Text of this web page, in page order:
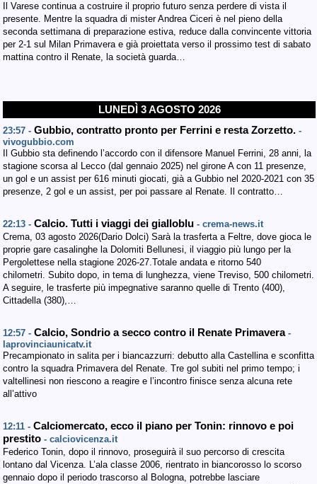
Il Varese continua a costruire il proprio futuro senza perdere di vista il
presente. Mentre la squadra di mister Andrea Ciceri è nel pieno della
seconda settimana di preparazione estiva, reduce dalla convincente vittoria
per 2-1 sul Milan Primavera e già proiettata verso il prossimo test di sabato
mattina contro il Renate, la società guarda…
LUNEDÌ 3 AGOSTO 2026
23:57 - Gubbio, contratto pronto per Ferrini e resta Zorzetto. -
vivogubbio.com
Il Gubbio sta definendo l’accordo con il difensore Manuel Ferrini, 28 anni, la
stagione scorsa al Lecco (dal gennaio 2025) nel girone A con 11 presenze,
un gol e un assist per 616 minuti giocati, già a Gubbio nel 2020-2021 con 35
presenze, 2 gol e un assist, per poi passare al Renate. Il contratto…
22:13 - Calcio. Tutti i viaggi dei gialloblu - crema-news.it
Crema, 03 agosto 2026(Dario Dolci) Sarà la trasferta a Feltre, dove gioca le
proprie gare casalinghe la Dolomiti Bellunesi, il viaggio più lungo per la
Pergolettese nella stagione 2026-27.Totale andata e ritorno 540
chilometri. Subito dopo, in tema di lunghezza, viene Treviso, 500 chilometri.
A seguire, le trasferte più impegnative saranno quelle di Trento (400),
Cittadella (380),…
12:57 - Calcio, Sondrio a secco contro il Renate Primavera -
laprovinciaunicatv.it
Precampionato in salita per i biancazzurri: debutto alla Castellina e sconfitta
contro la squadra Primavera del Renate. Tre gol subiti nel primo tempo; i
valtellinesi non riescono a reagire e l’incontro finisce senza alcuna rete
all’attivo
12:11 - Calciomercato, ecco il piano per Tonin: rinnovo e poi
prestito - calciovicenza.it
Federico Tonin, dopo il rinnovo, proseguirà il suo percorso di crescita
lontano dal Vicenza. L’ala classe 2006, rientrato in biancorosso lo scorso
gennaio dopo il periodo trascorso al Bologna, potrebbe lasciare